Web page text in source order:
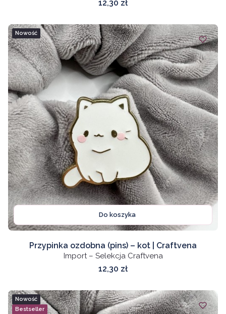
Cena
12,30 zł
Nowość
Do koszyka
Przypinka ozdobna (pins) – kot | Craftvena
Import – Selekcja Craftvena
Cena
12,30 zł
Bestseller
Nowość